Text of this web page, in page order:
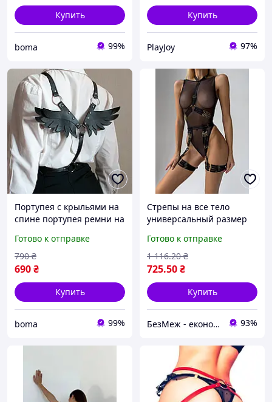
Купить
boma 99%
Купить
PlayJoy 97%
Портупея с крыльями на
спине портупея ремни на
портупея готический
стиль декоративная
портупея дарк эстетика
Готово к отправке
690₴
790 ₴
Купить
boma 99%
Стрепы на все тело
универсальный размер
эротическое белье
аксессуары для ролевых
игр черные
Готово к отправке
725.50₴
1 116.20 ₴
Купить
БезМеж - економія поруч! 93%